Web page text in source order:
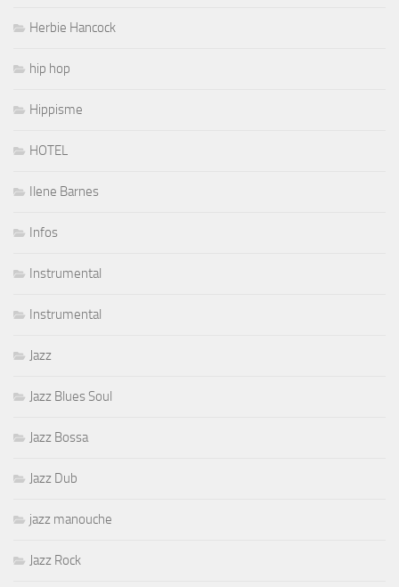
Herbie Hancock
hip hop
Hippisme
HOTEL
Ilene Barnes
Infos
Instrumental
Instrumental
Jazz
Jazz Blues Soul
Jazz Bossa
Jazz Dub
jazz manouche
Jazz Rock